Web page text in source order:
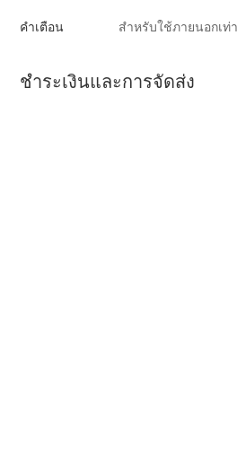
คำเตือน สำหรับใช้ภายนอกเ
ชำระเงินและการจัดส่ง